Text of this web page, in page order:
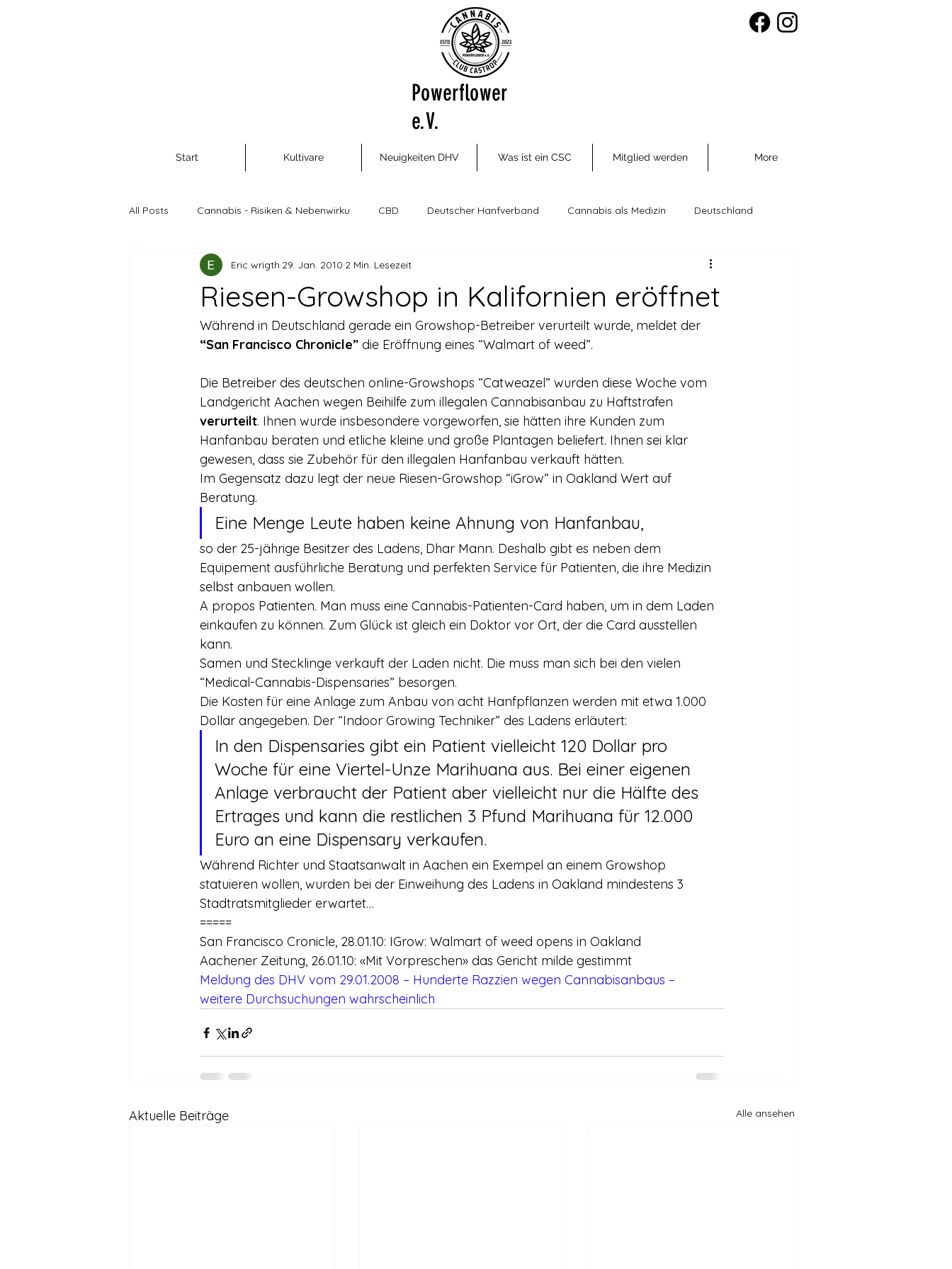
Powerflower
e.V.
Start Kultivare Neuigkeiten DHV Was ist ein CSC Mitglied werden More
All Posts Cannabis - Risiken & Nebenwirku CBD Deutscher Hanfverband Cannabis als Medizin Deutschland
Cannabis als Rohstoff und Nahrungsm Cannabis Social Clubs
Drogen außer Cannabis Führerschein Europa Drogenpolitik - DHV Medienbericht Internationales
Legalisierte Länder Hanfszene Mitmachen! Meinungsumfragen Repression Stimmen für die Legalisierung
Recht & Urteile Schäden durch Prohibition Panorama & Merkwürdiges Veranstaltungsbericht
Stimmen gegen die Legalisierung
Wissenschaft zu Drogenpolitik und a
Riesen-Growshop in Kalifornien eröffnet
Eric wrigth 29. Jan. 2010 2 Min. Lesezeit
Während in Deutschland gerade ein Growshop-Betreiber verurteilt wurde, meldet der
“San Francisco Chronicle” die Eröffnung eines “Walmart of weed”.
Die Betreiber des deutschen online-Growshops “Catweazel” wurden diese Woche vom
Landgericht Aachen wegen Beihilfe zum illegalen Cannabisanbau zu Haftstrafen
verurteilt. Ihnen wurde insbesondere vorgeworfen, sie hätten ihre Kunden zum
Hanfanbau beraten und etliche kleine und große Plantagen beliefert. Ihnen sei klar
gewesen, dass sie Zubehör für den illegalen Hanfanbau verkauft hätten.
Im Gegensatz dazu legt der neue Riesen-Growshop “iGrow” in Oakland Wert auf
Beratung.
Eine Menge Leute haben keine Ahnung von Hanfanbau,
so der 25-jährige Besitzer des Ladens, Dhar Mann. Deshalb gibt es neben dem
Equipement ausführliche Beratung und perfekten Service für Patienten, die ihre Medizin
selbst anbauen wollen.
A propos Patienten. Man muss eine Cannabis-Patienten-Card haben, um in dem Laden
einkaufen zu können. Zum Glück ist gleich ein Doktor vor Ort, der die Card ausstellen
kann.
Samen und Stecklinge verkauft der Laden nicht. Die muss man sich bei den vielen
“Medical-Cannabis-Dispensaries” besorgen.
Die Kosten für eine Anlage zum Anbau von acht Hanfpflanzen werden mit etwa 1.000
Dollar angegeben. Der “Indoor Growing Techniker” des Ladens erläutert:
In den Dispensaries gibt ein Patient vielleicht 120 Dollar pro
Woche für eine Viertel-Unze Marihuana aus. Bei einer eigenen
Anlage verbraucht der Patient aber vielleicht nur die Hälfte des
Ertrages und kann die restlichen 3 Pfund Marihuana für 12.000
Euro an eine Dispensary verkaufen.
Während Richter und Staatsanwalt in Aachen ein Exempel an einem Growshop
statuieren wollen, wurden bei der Einweihung des Ladens in Oakland mindestens 3
Stadtratsmitglieder erwartet…
=====
San Francisco Cronicle, 28.01.10: IGrow: Walmart of weed opens in Oakland
Aachener Zeitung, 26.01.10: «Mit Vorpreschen» das Gericht milde gestimmt
Meldung des DHV vom 29.01.2008 – Hunderte Razzien wegen Cannabisanbaus –
weitere Durchsuchungen wahrscheinlich
Aktuelle Beiträge Alle ansehen